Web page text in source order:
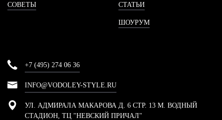
СОВЕТЫ СТАТЬИ
ШОУРУМ
+7 (495) 274 06 36
INFO@VODOLEY-STYLE.RU
УЛ. АДМИРАЛА МАКАРОВА Д. 6 СТР. 13 М. ВОДНЫЙ
СТАДИОН, ТЦ "НЕВСКИЙ ПРИЧАЛ"